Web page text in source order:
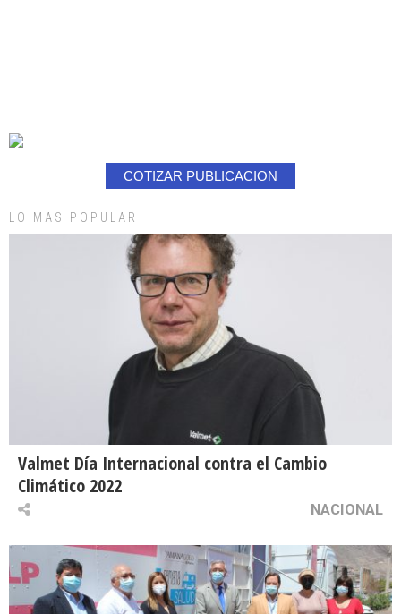
COTIZAR PUBLICACION
LO MAS POPULAR
Valmet Día Internacional contra el Cambio
Climático 2022
NACIONAL